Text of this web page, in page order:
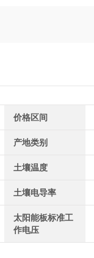
价格区间
产地类别
土壤温度
土壤电导率
太阳能板标准工
作电压